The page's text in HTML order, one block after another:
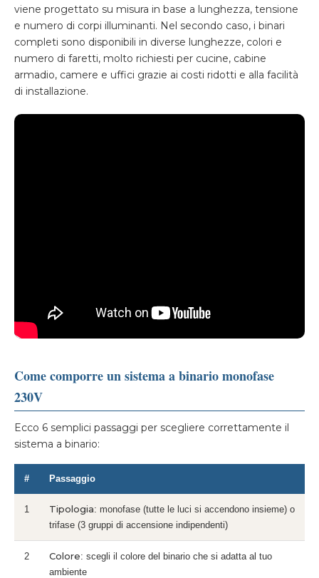
viene progettato su misura in base a lunghezza, tensione
e numero di corpi illuminanti. Nel secondo caso, i binari
completi sono disponibili in diverse lunghezze, colori e
numero di faretti, molto richiesti per cucine, cabine
armadio, camere e uffici grazie ai costi ridotti e alla facilità
di installazione.
Come comporre un sistema a binario monofase
230V
Ecco 6 semplici passaggi per scegliere correttamente il
sistema a binario:
# Passaggio
1 Tipologia: monofase (tutte le luci si accendono insieme) o
trifase (3 gruppi di accensione indipendenti)
2 Colore: scegli il colore del binario che si adatta al tuo
ambiente